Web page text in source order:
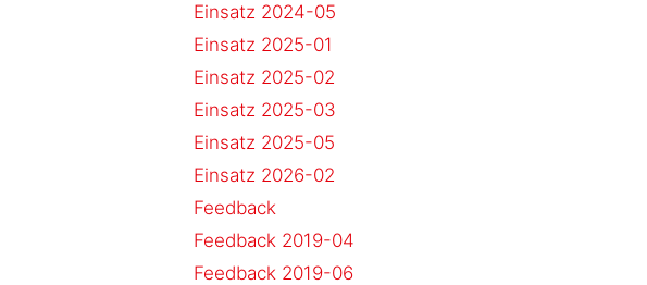
Einsatz 2024-05
Einsatz 2025-01
Einsatz 2025-02
Einsatz 2025-03
Einsatz 2025-05
Einsatz 2026-02
Feedback
Feedback 2019-04
Feedback 2019-06